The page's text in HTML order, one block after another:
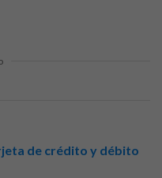
de crédito y débito